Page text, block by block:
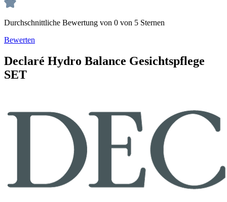
Durchschnittliche Bewertung von 0 von 5 Sternen
Bewerten
Declaré Hydro Balance Gesichtspflege
SET